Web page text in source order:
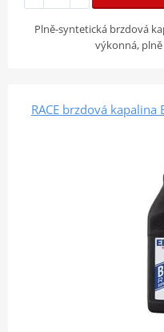
Plně-syntetická brzdová
výkonná,
RACE brzdová kapalina